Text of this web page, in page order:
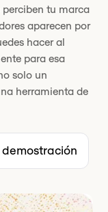
tu marca
aparecen por
hacer al
para esa
solo un
herramienta de